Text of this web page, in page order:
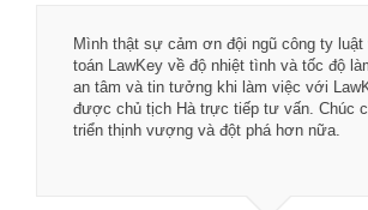
Mình thật sự cảm ơn đội ngũ công ty
toán LawKey về độ nhiệt tình và tốc độ
an tâm và tin tưởng khi làm việc với
được chủ tịch Hà trực tiếp tư vấn. Chúc
triển thịnh vượng và đột phá hơn nữa.